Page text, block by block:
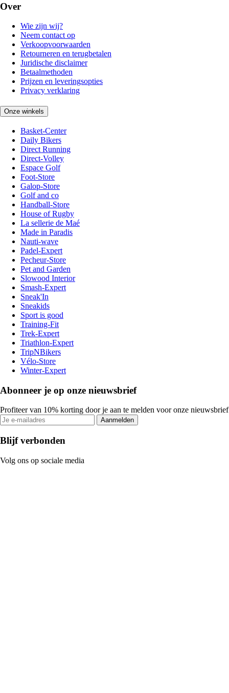
Over
Wie zijn wij?
Neem contact op
Verkoopvoorwaarden
Retourneren en terugbetalen
Juridische disclaimer
Betaalmethoden
Prijzen en leveringsopties
Privacy verklaring
Onze winkels
Basket-Center
Daily Bikers
Direct Running
Direct-Volley
Espace Golf
Foot-Store
Galop-Store
Golf and co
Handball-Store
House of Rugby
La sellerie de Maé
Made in Paradis
Nauti-wave
Padel-Expert
Pecheur-Store
Pet and Garden
Slowood Interior
Smash-Expert
Sneak'In
Sneakids
Sport is good
Training-Fit
Trek-Expert
Triathlon-Expert
TripNBikers
Vélo-Store
Winter-Expert
Abonneer je op onze nieuwsbrief
Profiteer van 10% korting door je aan te melden voor onze nieuwsbrief
Aanmelden
Blijf verbonden
Volg ons op sociale media